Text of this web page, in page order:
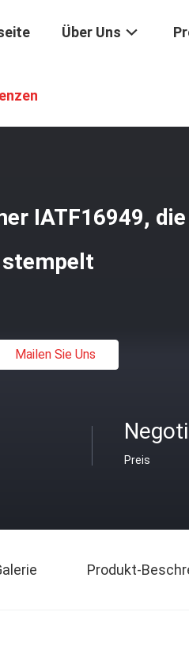
Über Uns
IATF16949, die
Mailen Sie Uns
Preis
Produkt-